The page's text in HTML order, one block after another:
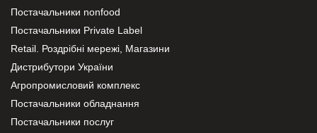
Постачальники nonfood
Постачальники Private Label
Retail. Роздрібні мережі, Магазини
Дистрибутори України
Агропромисловий комплекс
Постачальники обладнання
Постачальники послуг